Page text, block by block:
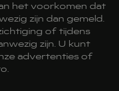
het voorkomen dat
zijn dan gemeld.
of tijdens
zijn. U kunt
advertenties of